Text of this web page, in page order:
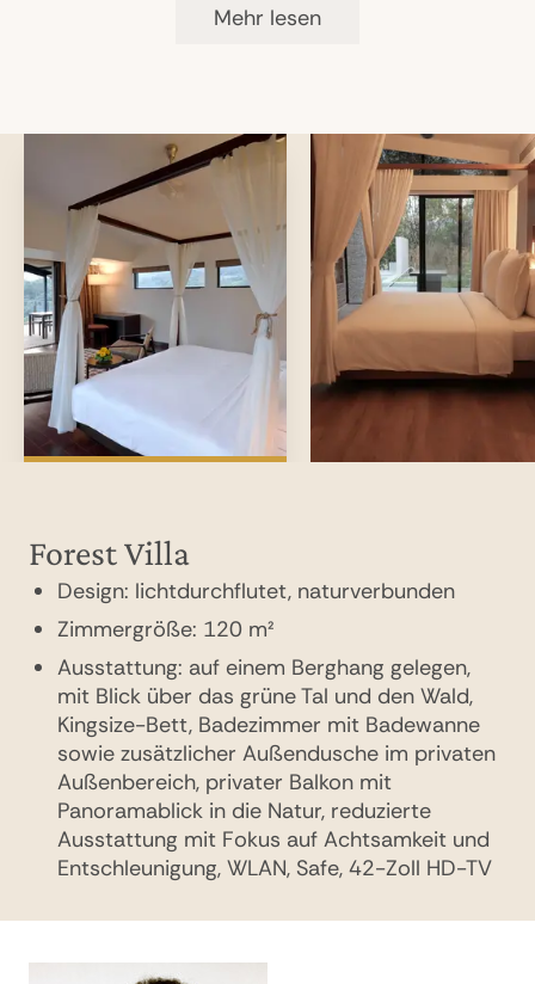
Mehr lesen
Forest Villa
Design: lichtdurchflutet, naturverbunden
Zimmergröße: 120 m²
Ausstattung: auf einem Berghang gelegen,
mit Blick über das grüne Tal und den Wald,
Kingsize-Bett, Badezimmer mit Badewanne
sowie zusätzlicher Außendusche im privaten
Außenbereich, privater Balkon mit
Panoramablick in die Natur, reduzierte
Ausstattung mit Fokus auf Achtsamkeit und
Entschleunigung, WLAN, Safe, 42-Zoll HD-TV
Dharana Pool Villa
Design: lichtdurchflutet, naturverbunden
Zimmergröße: 205 m²
Ausstattung: eingebettet in dichte
Waldlandschaft, ruhige Lage mit direktem
Blick ins Grüne, Kingsize-Bett sowie
separater Wohnbereich, privater Pool,
Badezimmer mit eingelassener Badewanne,
zusätzlicher Arbeitsbereich, WLAN, 42-Zoll
HD-TV, Safe, Fahrradverleih auf Anfrage